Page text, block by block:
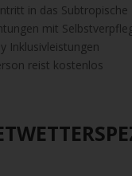
in das Subtropische
mit
Inklusivleistungen
reist kostenlos